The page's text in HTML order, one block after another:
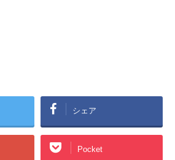
シェア
Pocket